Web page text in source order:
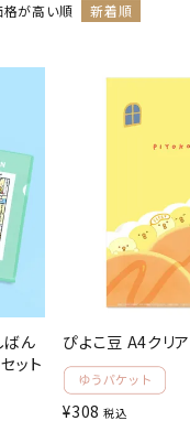
格が高い順 新着順
ばん
ット
ぴよこ豆 A4クリ
¥308 税込